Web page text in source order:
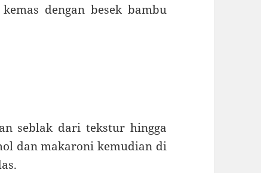
dengan besek bambu
seblak dari tekstur hingga
dan makaroni kemudian di